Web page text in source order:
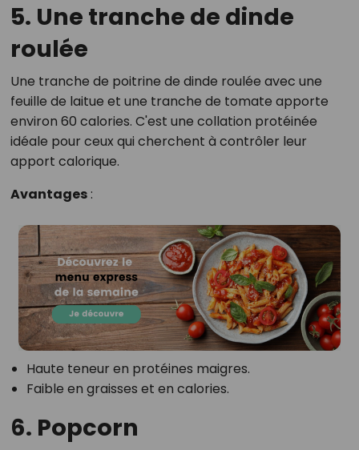
5. Une tranche de dinde
roulée
Une tranche de poitrine de dinde roulée avec une
feuille de laitue et une tranche de tomate apporte
environ 60 calories. C'est une collation protéinée
idéale pour ceux qui cherchent à contrôler leur
apport calorique.
Avantages:
Haute teneur en protéines maigres.
Faible en graisses et en calories.
6. Popcorn